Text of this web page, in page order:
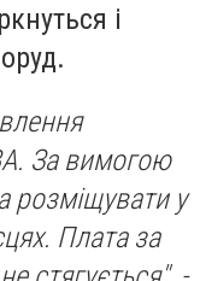
і
Завимогою
розміщувати у
Плата за